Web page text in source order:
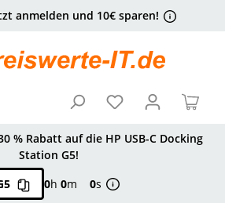
anmelden und 10€ sparen!
% Rabatt auf die HP USB-C Docking
Station G5!
0h 0m 0s